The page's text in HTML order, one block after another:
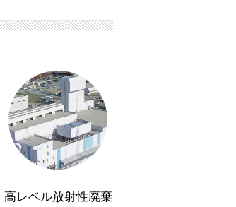
高レベル放射性廃棄